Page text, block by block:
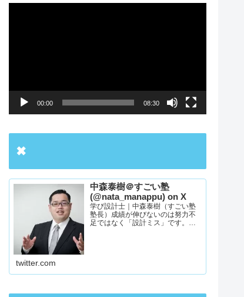
00:00 08:30
✖
中森泰樹＠すごい塾
(@nata_manappu) on X
学び設計士｜中森泰樹（すごい塾
塾長）成績が伸びないのは努力不
足ではなく「設計ミス」です。
twitter.com